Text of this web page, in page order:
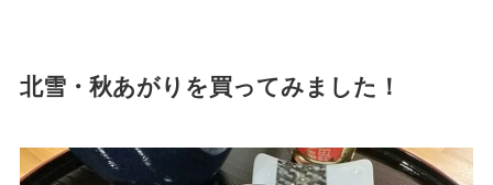
北雪・秋あがりを買ってみました！